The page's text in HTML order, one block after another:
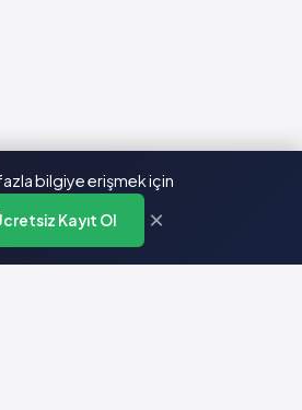
bilgiye erişmek için
Kayıt Ol ×